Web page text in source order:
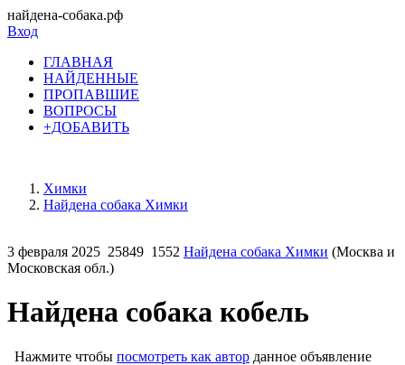
найдена-собака.рф
Вход
ГЛАВНАЯ
НАЙДЕННЫЕ
ПРОПАВШИЕ
ВОПРОСЫ
+ДОБАВИТЬ
Химки
Найдена собака Химки
3 февраля 2025 25849 1552 Найдена собака Химки (Москва и
Московская обл.)
Найдена собака кобель
Нажмите чтобы посмотреть как автор данное объявление